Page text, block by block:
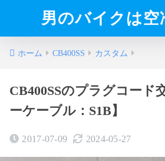
男のバイクは空
ホーム CB400SS カスタム
CB400SSのプラグコード
ーケーブル：S1B】
2017-07-09 2024-05-27